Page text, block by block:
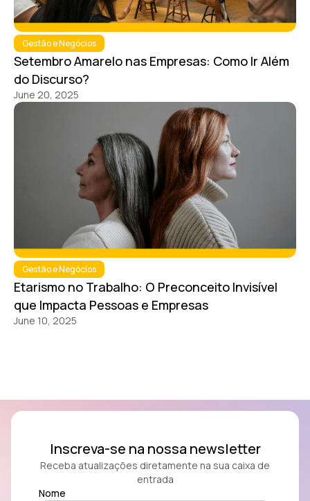
Gestão e Negócios
Setembro Amarelo nas Empresas: Como Ir Além
do Discurso?
June 20, 2025
Gestão e Negócios
Etarismo no Trabalho: O Preconceito Invisível
que Impacta Pessoas e Empresas
June 10, 2025
Inscreva-se na nossa newsletter
Receba atualizações diretamente na sua caixa de
entrada
Nome